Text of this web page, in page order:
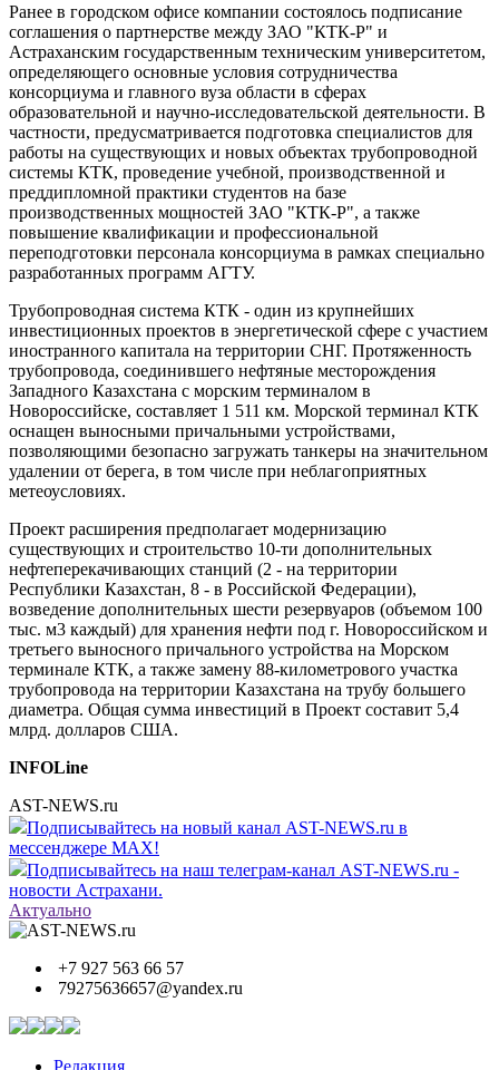
Ранее в городском офисе компании состоялось подписание
соглашения о партнерстве между ЗАО "КТК-Р" и
Астраханским государственным техническим университетом,
определяющего основные условия сотрудничества
консорциума и главного вуза области в сферах
образовательной и научно-исследовательской деятельности. В
частности, предусматривается подготовка специалистов для
работы на существующих и новых объектах трубопроводной
системы КТК, проведение учебной, производственной и
преддипломной практики студентов на базе
производственных мощностей ЗАО "КТК-Р", а также
повышение квалификации и профессиональной
переподготовки персонала консорциума в рамках специально
разработанных программ АГТУ.
Трубопроводная система КТК - один из крупнейших
инвестиционных проектов в энергетической сфере с участием
иностранного капитала на территории СНГ. Протяженность
трубопровода, соединившего нефтяные месторождения
Западного Казахстана с морским терминалом в
Новороссийске, составляет 1 511 км. Морской терминал КТК
оснащен выносными причальными устройствами,
позволяющими безопасно загружать танкеры на значительном
удалении от берега, в том числе при неблагоприятных
метеоусловиях.
Проект расширения предполагает модернизацию
существующих и строительство 10-ти дополнительных
нефтеперекачивающих станций (2 - на территории
Республики Казахстан, 8 - в Российской Федерации),
возведение дополнительных шести резервуаров (объемом 100
тыс. м3 каждый) для хранения нефти под г. Новороссийском и
третьего выносного причального устройства на Морском
терминале КТК, а также замену 88-километрового участка
трубопровода на территории Казахстана на трубу большего
диаметра. Общая сумма инвестиций в Проект составит 5,4
млрд. долларов США.
INFOLine
AST-NEWS.ru
Подписывайтесь на новый канал AST-NEWS.ru в
мессенджере MAX!
Подписывайтесь на наш телеграм-канал AST-NEWS.ru -
новости Астрахани.
Актуально
+7 927 563 66 57
79275636657@yandex.ru
Редакция